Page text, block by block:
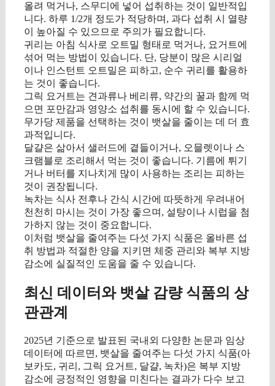
올려 먹거나, 스무디에 넣어 섭취하는 것이 일반적입
니다. 하루 1/2개 정도가 적당하며, 과다 섭취 시 열량
이 높아질 수 있으므로 주의가 필요합니다.
귀리는 아침 식사로 오트밀 형태로 먹거나, 요거트에
섞어 먹는 방법이 있습니다. 단, 당분이 많은 시리얼
이나 인스턴트 오트밀은 피하고, 순수 귀리를 활용하
는 것이 좋습니다.
그릭 요거트는 견과류나 베리류, 약간의 꿀과 함께 먹
으면 포만감과 영양소 섭취를 동시에 할 수 있습니다.
무가당 제품을 선택하는 것이 뱃살을 줄이는 데 더 효
과적입니다.
달걀은 삶아서 샐러드에 곁들이거나, 오믈렛이나 스
크램블로 조리해서 먹는 것이 좋습니다. 기름에 튀기
거나 버터를 지나치게 많이 사용하는 조리는 피하는
것이 권장됩니다.
녹차는 식사 전후나 간식 시간에 따뜻하게 우려내어
천천히 마시는 것이 가장 좋으며, 설탕이나 시럽을 첨
가하지 않는 것이 중요합니다.
이처럼 뱃살을 줄여주는 다섯 가지 식품은 올바른 섭
취 방법과 적절한 양을 지키면 체중 관리와 복부 지방
감소에 실질적인 도움을 줄 수 있습니다.
최신 데이터와 뱃살 감량 식품의 상
관관계
2025년 기준으로 발표된 국내외 다양한 논문과 임상
데이터에 따르면, 뱃살을 줄여주는 다섯 가지 식품(아
보카도, 귀리, 그릭 요거트, 달걀, 녹차)은 복부 지방
감소에 긍정적인 영향을 미친다는 결과가 다수 보고